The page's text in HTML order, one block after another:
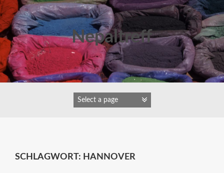
Zum
Inhalt
springen
Nepaltreff
SCHLAGWORT: HANNOVER